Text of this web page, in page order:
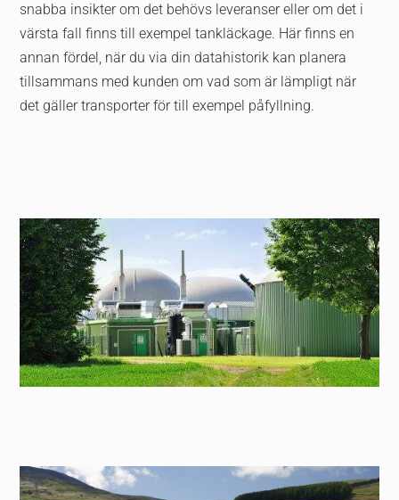
snabba insikter om det behövs leveranser eller om det i
värsta fall finns till exempel tankläckage. Här finns en
annan fördel, när du via din datahistorik kan planera
tillsammans med kunden om vad som är lämpligt när
det gäller transporter för till exempel påfyllning.